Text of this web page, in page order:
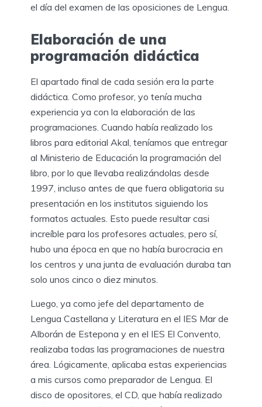
el día del examen de las oposiciones de Lengua.
Elaboración de una
programación didáctica
El apartado final de cada sesión era la parte
didáctica. Como profesor, yo tenía mucha
experiencia ya con la elaboración de las
programaciones. Cuando había realizado los
libros para editorial Akal, teníamos que entregar
al Ministerio de Educación la programación del
libro, por lo que llevaba realizándolas desde
1997, incluso antes de que fuera obligatoria su
presentación en los institutos siguiendo los
formatos actuales. Esto puede resultar casi
increíble para los profesores actuales, pero sí,
hubo una época en que no había burocracia en
los centros y una junta de evaluación duraba tan
solo unos cinco o diez minutos.
Luego, ya como jefe del departamento de
Lengua Castellana y Literatura en el IES Mar de
Alborán de Estepona y en el IES El Convento,
realizaba todas las programaciones de nuestra
área. Lógicamente, aplicaba estas experiencias
a mis cursos como preparador de Lengua. El
disco de opositores, el CD, que había realizado